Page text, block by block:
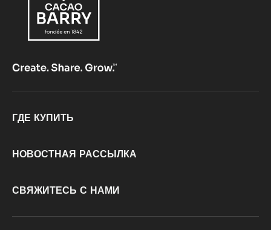
Footer
ГДЕ КУПИТЬ
НОВОСТНАЯ РАССЫЛКА
СВЯЖИТЕСЬ С НАМИ